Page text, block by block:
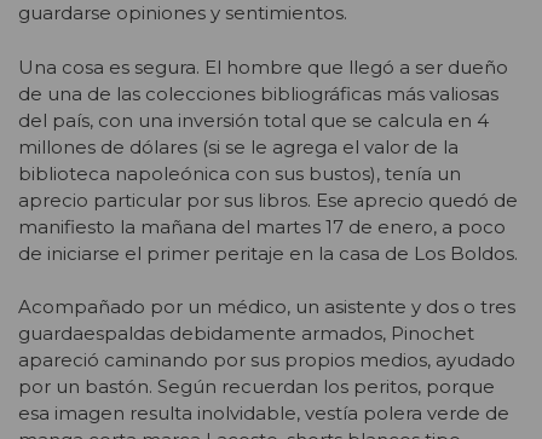
guardarse opiniones y sentimientos.
Una cosa es segura. El hombre que llegó a ser dueño
de una de las colecciones bibliográficas más valiosas
del país, con una inversión total que se calcula en 4
millones de dólares (si se le agrega el valor de la
biblioteca napoleónica con sus bustos), tenía un
aprecio particular por sus libros. Ese aprecio quedó de
manifiesto la mañana del martes 17 de enero, a poco
de iniciarse el primer peritaje en la casa de Los Boldos.
Acompañado por un médico, un asistente y dos o tres
guardaespaldas debidamente armados, Pinochet
apareció caminando por sus propios medios, ayudado
por un bastón. Según recuerdan los peritos, porque
esa imagen resulta inolvidable, vestía polera verde de